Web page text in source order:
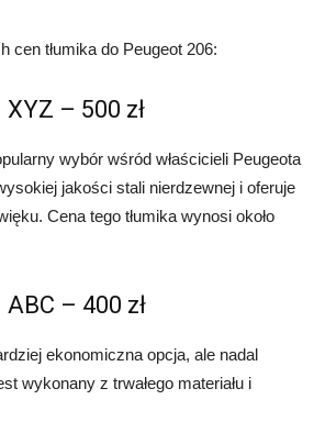
cen tłumika do Peugeot 206:
– 500 zł
wybór wśród właścicieli Peugeota
jakości stali nierdzewnej i oferuje
Cena tego tłumika wynosi około
– 400 zł
ekonomiczna opcja, ale nadal
wykonany z trwałego materiału i